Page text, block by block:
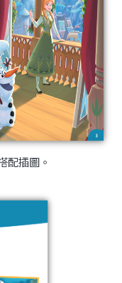
配插圖。